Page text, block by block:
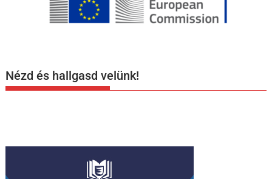
Nézd és hallgasd velünk!